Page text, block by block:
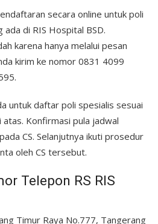
secara online untuk poli
di RIS Hospital BSD.
karena hanya melalui pesan
kirim ke nomor 0831 4099
untuk daftar poli spesialis sesuai
Konfirmasi pula jadwal
CS. Selanjutnya ikuti prosedur
oleh CS tersebut.
Telepon RS RIS
Timur Raya No.777, Tangerang